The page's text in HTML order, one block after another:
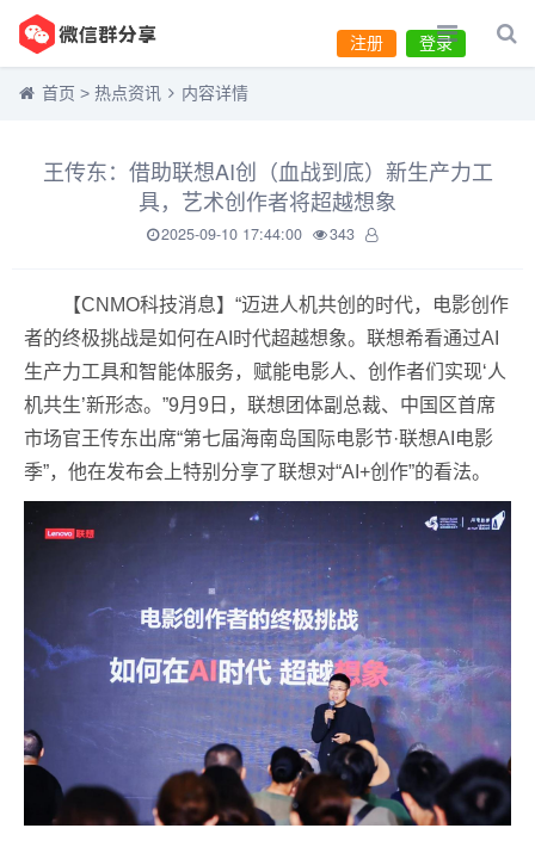
登录
注册
首页 > 热点资讯 内容详情
王传东：借助联想AI创（血战到底）新生产力工
具，艺术创作者将超越想象
2025-09-10 17:44:00 343
【CNMO科技消息】“迈进人机共创的时代，电影创作
者的终极挑战是如何在AI时代超越想象。联想希看通过AI
生产力工具和智能体服务，赋能电影人、创作者们实现‘人
机共生’新形态。”9月9日，联想团体副总裁、中国区首席
市场官王传东出席“第七届海南岛国际电影节·联想AI电影
季”，他在发布会上特别分享了联想对“AI+创作”的看法。